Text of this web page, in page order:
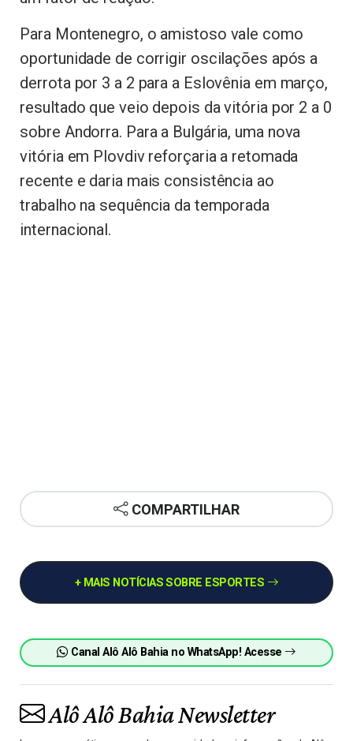
Para Montenegro, o amistoso vale como
oportunidade de corrigir oscilações após a
derrota por 3 a 2 para a Eslovênia em março,
resultado que veio depois da vitória por 2 a 0
sobre Andorra. Para a Bulgária, uma nova
vitória em Plovdiv reforçaria a retomada
recente e daria mais consistência ao
trabalho na sequência da temporada
internacional.
COMPARTILHAR
+ MAIS NOTÍCIAS SOBRE ESPORTES
Canal Alô Alô Bahia no WhatsApp! Acesse
Alô Alô Bahia Newsletter